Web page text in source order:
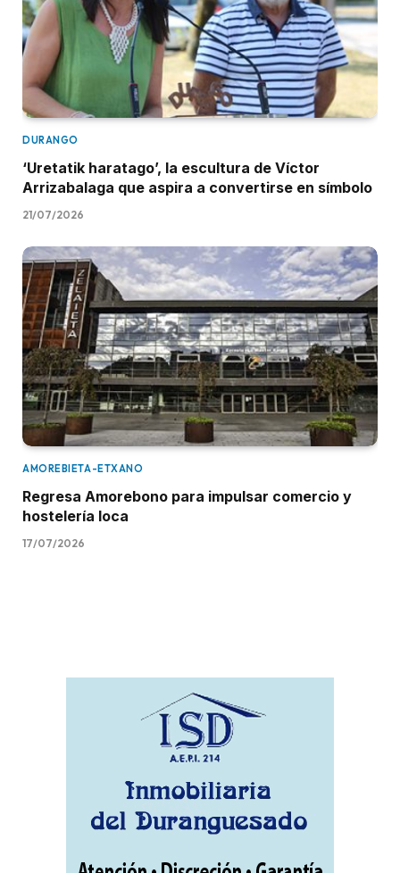
DURANGO
‘Uretatik haratago’, la escultura de Víctor
Arrizabalaga que aspira a convertirse en símbolo
21/07/2026
AMOREBIETA-ETXANO
Regresa Amorebono para impulsar comercio y
hostelería loca
17/07/2026